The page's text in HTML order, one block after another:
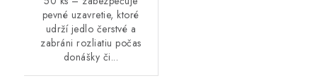
pevné uzavretie, ktoré
udrží jedlo čerstvé a
zabráni rozliatiu počas
donášky či...